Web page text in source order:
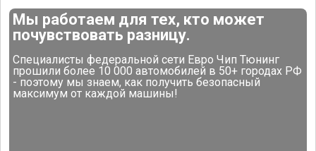
Мы работаем для тех, кто может
почувствовать разницу.
Специалисты федеральной сети Евро Чип Тюнинг
прошили более 10 000 автомобилей в 50+ городах РФ
- поэтому мы знаем, как получить безопасный
максимум от каждой машины!